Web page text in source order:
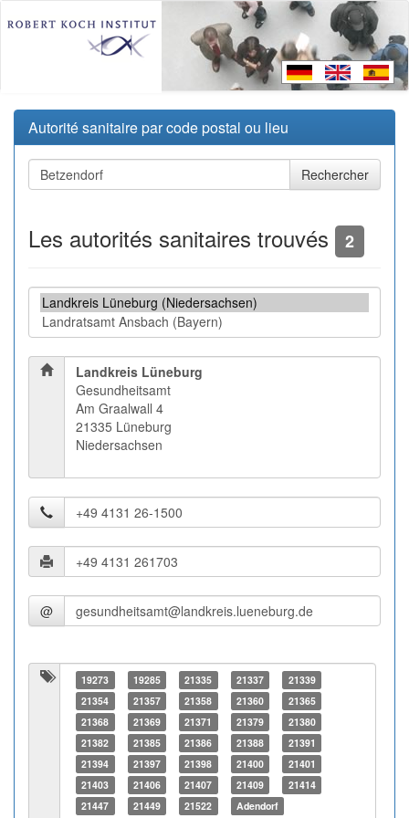
Autorité sanitaire par code postal ou lieu
Les autorités sanitaires trouvés 2
Landkreis Lüneburg
Gesundheitsamt
Am Graalwall 4
21335 Lüneburg
Niedersachsen
@
19273 19285 21335 21337
21339
21354
21357 21358 21360
21365
21368
21369 21371 21379
21380
21382
21385 21386 21388
21391
21394
21397 21398 21400
21401
21403
21406 21407 21409
21414
21447
21449 21522 Adendorf